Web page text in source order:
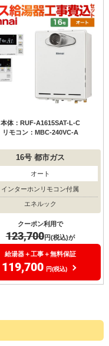
本体：RUF-A1615SAT-L-C
リモコン：MBC-240VC-A
16号都市ガス
オート
インターホンリモコン付属
エネルック
クーポン利用で
123,700円(税込)が
給湯器＋工事＋無料保証
119,700 円(税込)